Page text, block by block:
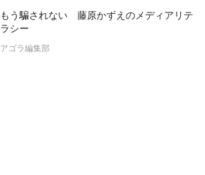
もう騙されない 藤原かずえのメディアリテ
ラシー
アゴラ編集部